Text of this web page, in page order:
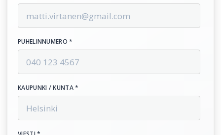
PUHELINNUMERO *
KAUPUNKI / KUNTA *